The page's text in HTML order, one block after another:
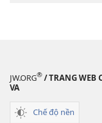
JW.ORG® / TRANG WEB
VA
Chế độ nền